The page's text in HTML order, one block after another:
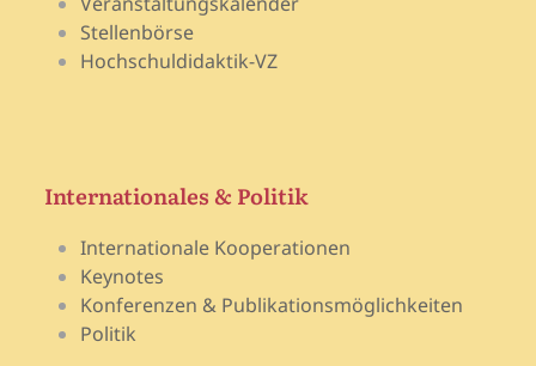
Stellenbörse
Hochschuldidaktik-VZ
Internationales & Politik
Internationale Kooperationen
Keynotes
Konferenzen & Publikationsmöglichkeiten
Politik